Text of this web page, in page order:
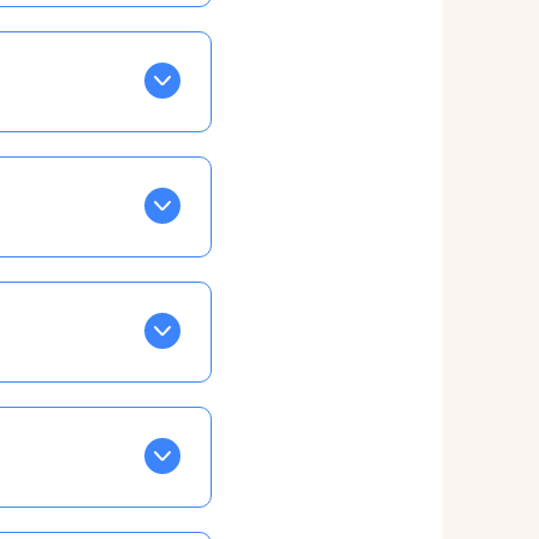
Tapez sur celle
EN VERT
la semaine, mais
ainsi vous
taux horaire
confirmations par
ce qui ne vous
à cet effet